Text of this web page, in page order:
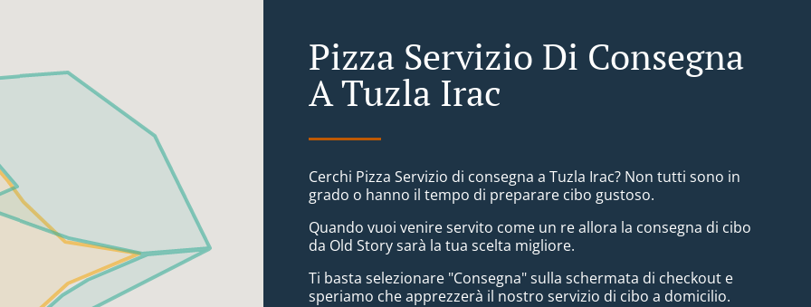
Pizza Servizio Di Consegna
A Tuzla Irac
Cerchi Pizza Servizio di consegna a Tuzla Irac? Non tutti sono in
grado o hanno il tempo di preparare cibo gustoso.
Quando vuoi venire servito come un re allora la consegna di cibo
da Old Story sarà la tua scelta migliore.
Ti basta selezionare "Consegna" sulla schermata di checkout e
speriamo che apprezzerà il nostro servizio di cibo a domicilio.